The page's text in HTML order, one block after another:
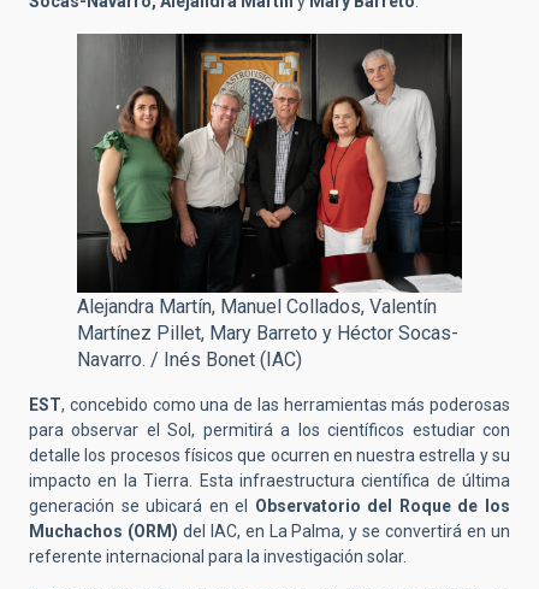
Alejandra Martín, Manuel Collados, Valentín
Martínez Pillet, Mary Barreto y Héctor Socas-
Navarro. / Inés Bonet (IAC)
EST, concebido como una de las herramientas más poderosas
para observar el Sol, permitirá a los científicos estudiar con
detalle los procesos físicos que ocurren en nuestra estrella y su
impacto en la Tierra. Esta infraestructura científica de última
generación se ubicará en el Observatorio del Roque de los
Muchachos (ORM) del IAC, en La Palma, y se convertirá en un
referente internacional para la investigación solar.